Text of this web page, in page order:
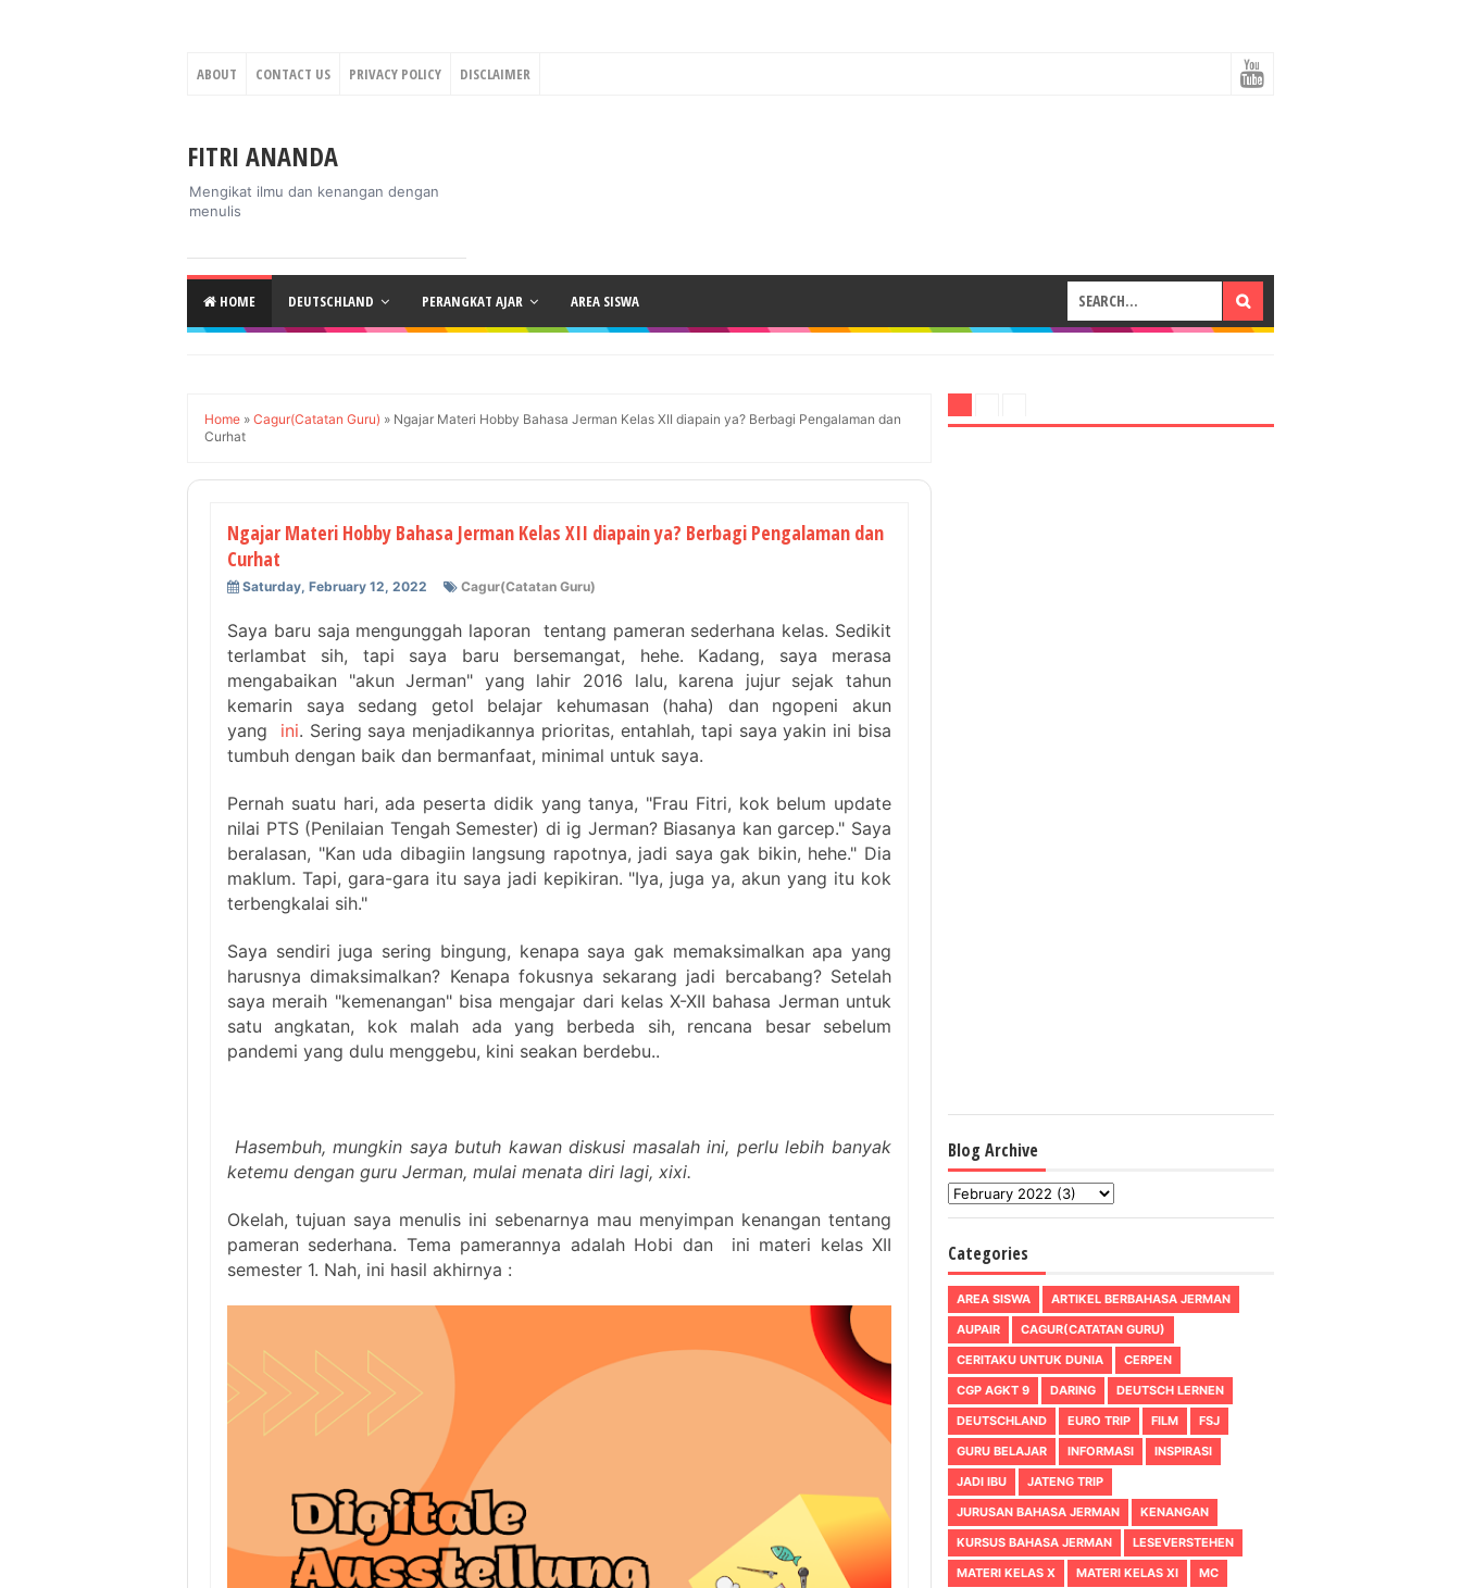
ABOUT CONTACT US PRIVACY POLICY DISCLAIMER
FITRI ANANDA
Mengikat ilmu dan kenangan dengan
menulis
HOME DEUTSCHLAND PERANGKAT AJAR AREA SISWA
Home » Cagur(Catatan Guru) » Ngajar Materi Hobby Bahasa Jerman Kelas XII diapain ya? Berbagi Pengalaman dan
Curhat
Ngajar Materi Hobby Bahasa Jerman Kelas XII diapain ya? Berbagi Pengalaman dan
Curhat
Saturday, February 12, 2022 Cagur(Catatan Guru)
Saya baru saja mengunggah laporan tentang pameran sederhana kelas. Sedikit
terlambat sih, tapi saya baru bersemangat, hehe. Kadang, saya merasa
mengabaikan "akun Jerman" yang lahir 2016 lalu, karena jujur sejak tahun
kemarin saya sedang getol belajar kehumasan (haha) dan ngopeni akun
yang ini. Sering saya menjadikannya prioritas, entahlah, tapi saya yakin ini bisa
tumbuh dengan baik dan bermanfaat, minimal untuk saya.
Pernah suatu hari, ada peserta didik yang tanya, "Frau Fitri, kok belum update
nilai PTS (Penilaian Tengah Semester) di ig Jerman? Biasanya kan garcep." Saya
beralasan, "Kan uda dibagiin langsung rapotnya, jadi saya gak bikin, hehe." Dia
maklum. Tapi, gara-gara itu saya jadi kepikiran. "Iya, juga ya, akun yang itu kok
terbengkalai sih."
Saya sendiri juga sering bingung, kenapa saya gak memaksimalkan apa yang
harusnya dimaksimalkan? Kenapa fokusnya sekarang jadi bercabang? Setelah
saya meraih "kemenangan" bisa mengajar dari kelas X-XII bahasa Jerman untuk
satu angkatan, kok malah ada yang berbeda sih, rencana besar sebelum
pandemi yang dulu menggebu, kini seakan berdebu..
Hasembuh, mungkin saya butuh kawan diskusi masalah ini, perlu lebih banyak
ketemu dengan guru Jerman, mulai menata diri lagi, xixi.
Okelah, tujuan saya menulis ini sebenarnya mau menyimpan kenangan tentang
pameran sederhana. Tema pamerannya adalah Hobi dan ini materi kelas XII
semester 1. Nah, ini hasil akhirnya :
Blog Archive
Categories
AREA SISWA
ARTIKEL BERBAHASA JERMAN
AUPAIR
CAGUR(CATATAN GURU)
CERITAKU UNTUK DUNIA
CERPEN
CGP AGKT 9
DARING
DEUTSCH LERNEN
DEUTSCHLAND
EURO TRIP FILM
FSJ
GURU BELAJAR
INFORMASI
INSPIRASI
JADI IBU
JATENG TRIP
JURUSAN BAHASA JERMAN
KENANGAN
KURSUS BAHASA JERMAN
LESEVERSTEHEN
MATERI KELAS X
MATERI KELAS XI
MC